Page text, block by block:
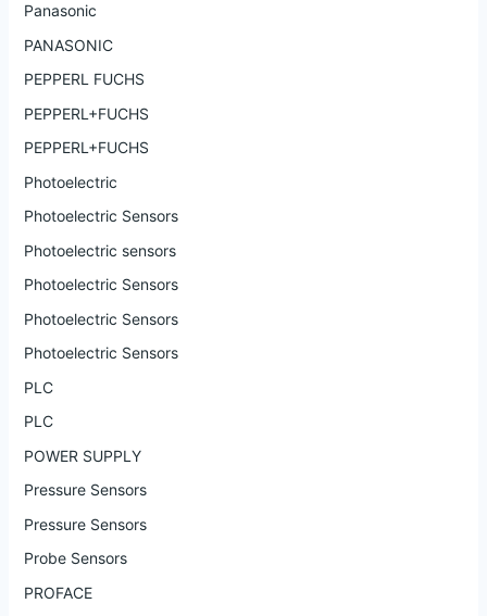
Panasonic
PANASONIC
PEPPERL FUCHS
PEPPERL+FUCHS
PEPPERL+FUCHS
Photoelectric
Photoelectric Sensors
Photoelectric sensors
Photoelectric Sensors
Photoelectric Sensors
Photoelectric Sensors
PLC
PLC
POWER SUPPLY
Pressure Sensors
Pressure Sensors
Probe Sensors
PROFACE